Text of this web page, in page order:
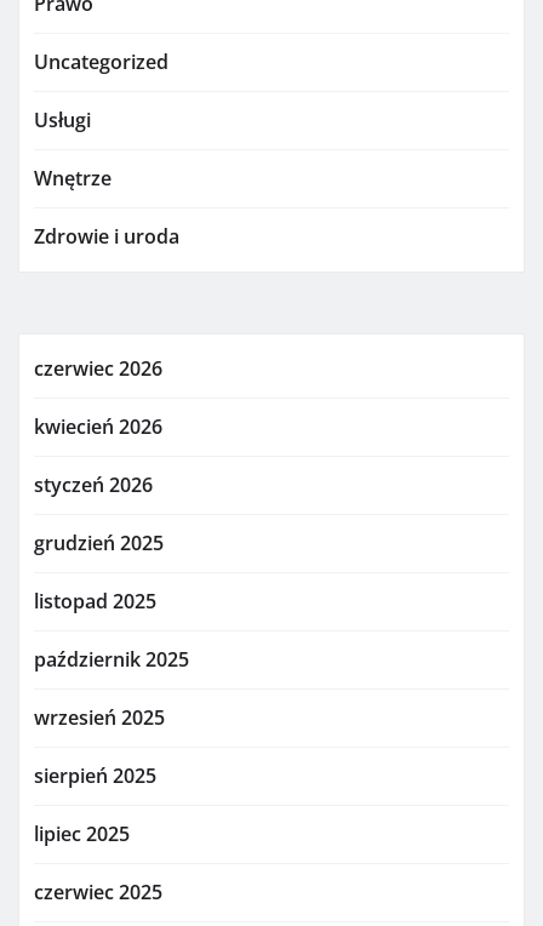
Uncategorized
Usługi
Wnętrze
Zdrowie i uroda
czerwiec 2026
kwiecień 2026
styczeń 2026
grudzień 2025
listopad 2025
październik 2025
wrzesień 2025
sierpień 2025
lipiec 2025
czerwiec 2025